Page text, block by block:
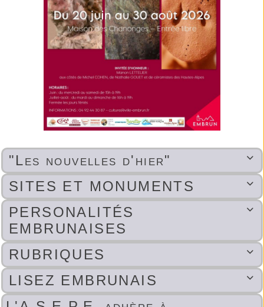

"Les nouvelles d'hier"

SITES ET MONUMENTS

PERSONALITÉS
EMBRUNAISES

RUBRIQUES

LISEZ EMBRUNAIS